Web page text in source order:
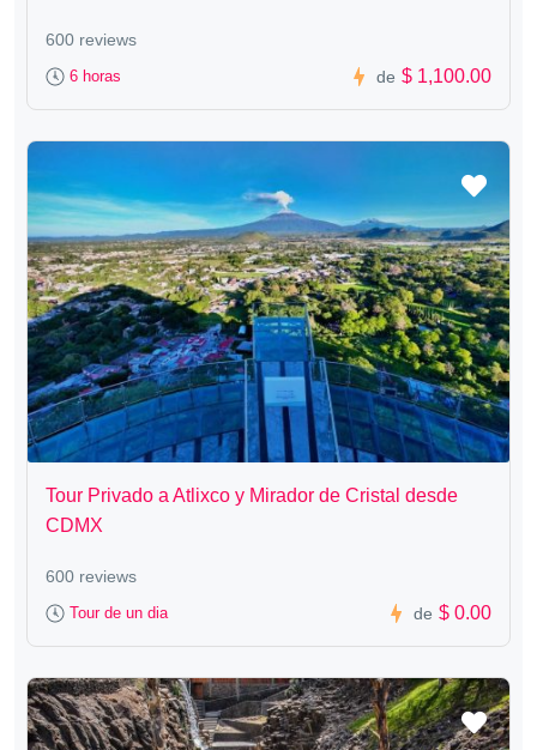
600 reviews
6 horas de $ 1,100.00
Tour Privado a Atlixco y Mirador de Cristal desde
CDMX
600 reviews
Tour de un dia de $ 0.00